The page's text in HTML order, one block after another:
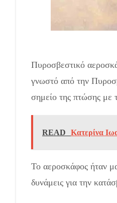
Πυροσβεστικό
γνωστό από την
σημείο της πτώσης με
READ Κατερίνα
Το αεροσκάφος ήταν
δυνάμεις για την